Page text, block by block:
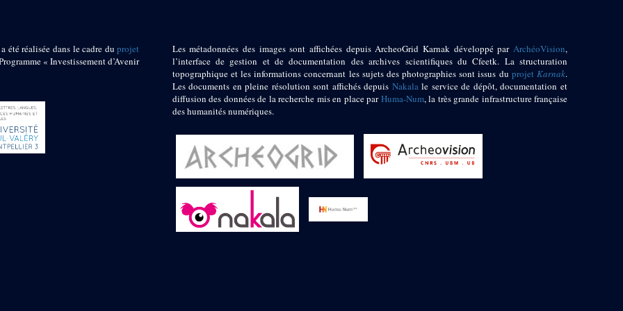
été réalisée dans le cadre duprojet
« Investissement d’Avenir
Les métadonnées des images sont affichées depuis ArcheoGrid Karnak développé par ArchéoVision,
l’interface de gestion et de documentation des archives scientifiques du Cfeetk. La structuration
topographique et les informations concernant les sujets des photographies sont issus du projetKarnak.
Les documents en pleine résolution sont affichés depuis Nakalale service de dépôt, documentation et
diffusion des données de la recherche mis en place parHuma-Num, la très grande infrastructure française
des humanités numériques.